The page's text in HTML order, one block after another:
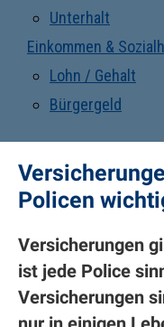
Unterhalt
Einkommen &
Lohn / Gehalt
Bürgergeld
Policen
Versicherungen
ist jede Police
Versicherungen